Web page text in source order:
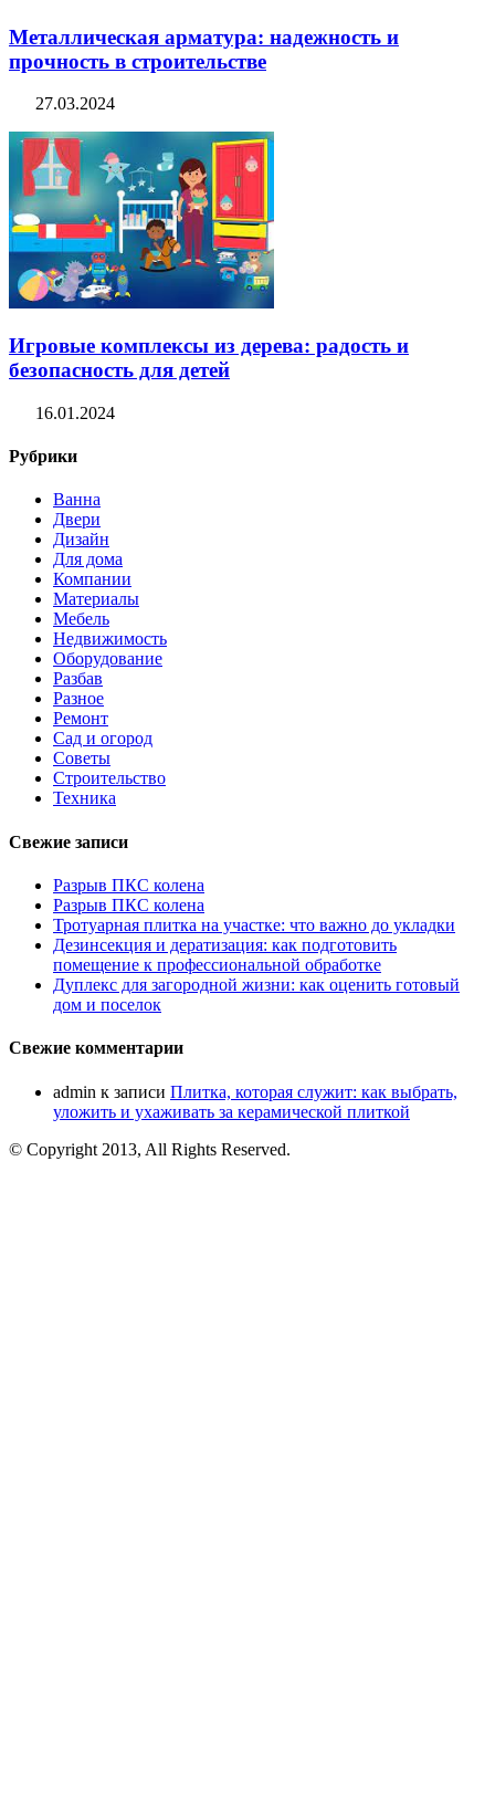
Металлическая арматура: надежность и
прочность в строительстве
27.03.2024
Игровые комплексы из дерева: радость и
безопасность для детей
16.01.2024
Рубрики
Ванна
Двери
Дизайн
Для дома
Компании
Материалы
Мебель
Недвижимость
Оборудование
Разбав
Разное
Ремонт
Сад и огород
Советы
Строительство
Техника
Свежие записи
Разрыв ПКС колена
Разрыв ПКС колена
Тротуарная плитка на участке: что важно до укладки
Дезинсекция и дератизация: как подготовить
помещение к профессиональной обработке
Дуплекс для загородной жизни: как оценить готовый
дом и поселок
Свежие комментарии
admin к записи Плитка, которая служит: как выбрать,
уложить и ухаживать за керамической плиткой
© Copyright 2013, All Rights Reserved.